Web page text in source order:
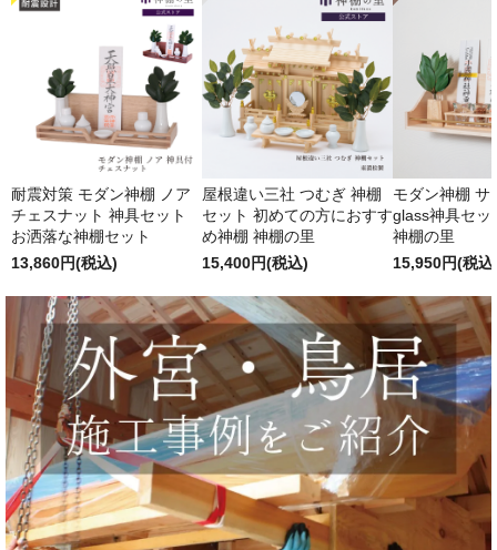
耐震対策 モダン神棚 ノア
チェスナット 神具セット
お洒落な神棚セット
13,860円(税込)
屋根違い三社 つむぎ 神棚
セット 初めての方におすす
め神棚 神棚の里
15,400円(税込)
モダン神棚 サ
glass神具セッ
神棚の里
15,950円(税込